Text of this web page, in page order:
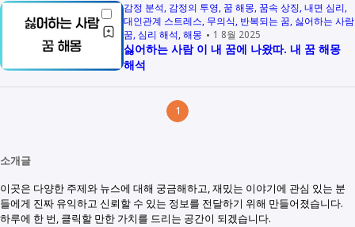
감정 분석 감정의 투영 꿈 해몽 꿈속 상징 내면 심리
대인관계 스트레스 무의식 반복되는 꿈 싫어하는 사람
꿈 심리 해석 해몽 1 8월 2025
싫어하는 사람 이 내 꿈에 나왔따. 내 꿈 해몽
해석
1
소개글
이곳은 다양한 주제와 뉴스에 대해 궁금해하고, 재밌는 이야기에 관심 있는 분
들에게 진짜 유익하고 신뢰할 수 있는 정보를 전달하기 위해 만들어졌습니다.
하루에 한 번, 클릭할 만한 가치를 드리는 공간이 되겠습니다.